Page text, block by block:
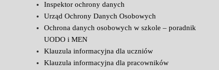
Inspektor ochrony danych
Urząd Ochrony Danych Osobowych
Ochrona danych osobowych w szkole – poradnik
UODO i MEN
Klauzula informacyjna dla uczniów
Klauzula informacyjna dla pracowników